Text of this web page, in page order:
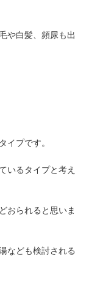
や白髪、頻尿も出
イプです。
いるタイプと考え
おられると思いま
なども検討される